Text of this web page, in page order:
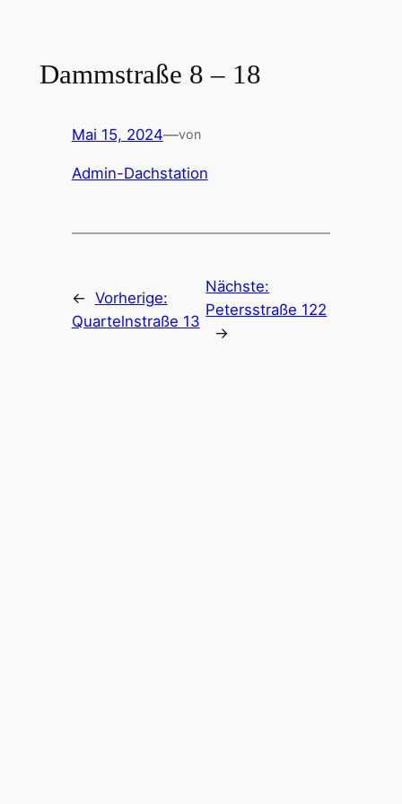
springenDammstraße 8 – 18
Mai 15, 2024—von
Admin-Dachstation
← Vorherige:
Quartelnstraße 13
Nächste:
Petersstraße 122
→